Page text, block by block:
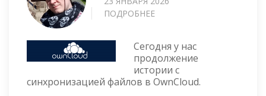
ПОДРОБНЕЕ
ДОЛГАЯ
СИНХРОНИЗАЦИЯ
ФАЙЛОВ
Сегодня у нас
продолжение
истории с
синхронизацией файлов в OwnCloud.